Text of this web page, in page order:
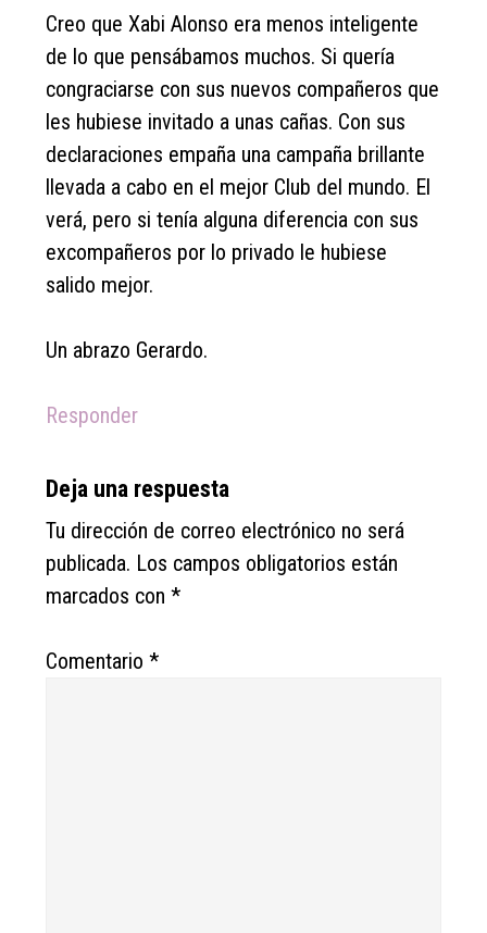
Creo que Xabi Alonso era menos inteligente
de lo que pensábamos muchos. Si quería
congraciarse con sus nuevos compañeros que
les hubiese invitado a unas cañas. Con sus
declaraciones empaña una campaña brillante
llevada a cabo en el mejor Club del mundo. El
verá, pero si tenía alguna diferencia con sus
excompañeros por lo privado le hubiese
salido mejor.
Un abrazo Gerardo.
Responder
Deja una respuesta
Tu dirección de correo electrónico no será
publicada. Los campos obligatorios están
marcados con*
Comentario*